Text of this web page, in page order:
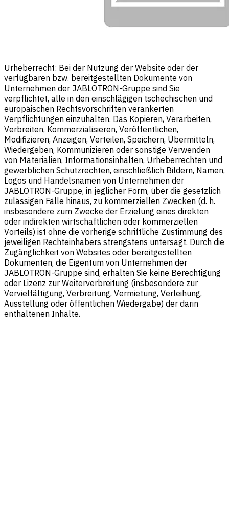
Urheberrecht: Bei der Nutzung der Website oder der
verfügbaren bzw. bereitgestellten Dokumente von
Unternehmen der JABLOTRON-Gruppe sind Sie
verpflichtet, alle in den einschlägigen tschechischen und
europäischen Rechtsvorschriften verankerten
Verpflichtungen einzuhalten. Das Kopieren, Verarbeiten,
Verbreiten, Kommerzialisieren, Veröffentlichen,
Modifizieren, Anzeigen, Verteilen, Speichern, Übermitteln,
Wiedergeben, Kommunizieren oder sonstige Verwenden
von Materialien, Informationsinhalten, Urheberrechten und
gewerblichen Schutzrechten, einschließlich Bildern, Namen,
Logos und Handelsnamen von Unternehmen der
JABLOTRON-Gruppe, in jeglicher Form, über die gesetzlich
zulässigen Fälle hinaus, zu kommerziellen Zwecken (d. h.
insbesondere zum Zwecke der Erzielung eines direkten
oder indirekten wirtschaftlichen oder kommerziellen
Vorteils) ist ohne die vorherige schriftliche Zustimmung des
jeweiligen Rechteinhabers strengstens untersagt. Durch die
Zugänglichkeit von Websites oder bereitgestellten
Dokumenten, die Eigentum von Unternehmen der
JABLOTRON-Gruppe sind, erhalten Sie keine Berechtigung
oder Lizenz zur Weiterverbreitung (insbesondere zur
Vervielfältigung, Verbreitung, Vermietung, Verleihung,
Ausstellung oder öffentlichen Wiedergabe) der darin
enthaltenen Inhalte.